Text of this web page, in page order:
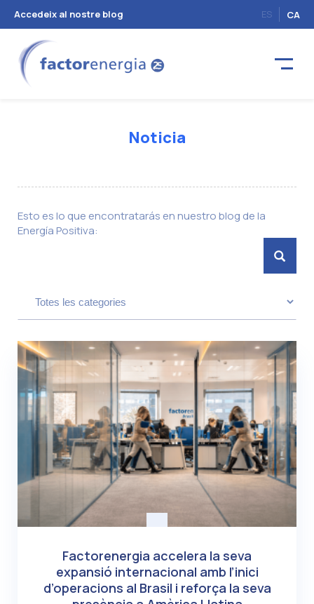
Accedeix al nostre blog ES CA
Noticia
Esto es lo que encontratarás en nuestro blog de la
Energía Positiva:
Factorenergia accelera la seva
expansió internacional amb l’inici
d’operacions al Brasil i reforça la seva